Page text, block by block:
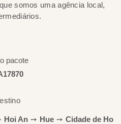
somos uma agência local,
pacote
Hoi An ➙ Hue ➙ Cidade de Ho